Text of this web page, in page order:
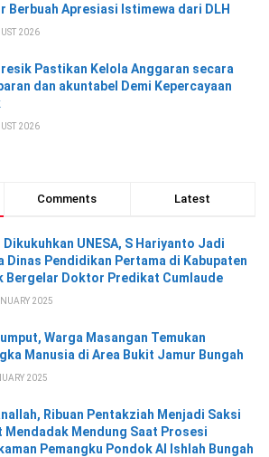
Berbuah Apresiasi Istimewa dari DLH
2026
Pastikan Kelola Anggaran secara
dan akuntabel Demi Kepercayaan
2026
Comments Latest
Dikukuhkan UNESA, S Hariyanto Jadi
Dinas Pendidikan Pertama di Kabupaten
Bergelar Doktor Predikat Cumlaude
2025
Warga Masangan Temukan
Manusia di Area Bukit Jamur Bungah
2025
Ribuan Pentakziah Menjadi Saksi
Mendadak Mendung Saat Prosesi
Pemangku Pondok Al Ishlah Bungah